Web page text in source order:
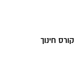
קורס חינוך